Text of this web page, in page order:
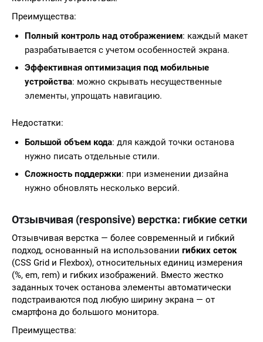
Преимущества:
Полный контроль над отображением: каждый макет
разрабатывается с учетом особенностей экрана.
Эффективная оптимизация под мобильные
устройства: можно скрывать несущественные
элементы, упрощать навигацию.
Недостатки:
Большой объем кода: для каждой точки останова
нужно писать отдельные стили.
Сложность поддержки: при изменении дизайна
нужно обновлять несколько версий.
Отзывчивая (responsive) верстка: гибкие сетки
Отзывчивая верстка — более современный и гибкий
подход, основанный на использовании гибких сеток
(CSS Grid и Flexbox), относительных единиц измерения
(%, em, rem) и гибких изображений. Вместо жестко
заданных точек останова элементы автоматически
подстраиваются под любую ширину экрана — от
смартфона до большого монитора.
Преимущества: